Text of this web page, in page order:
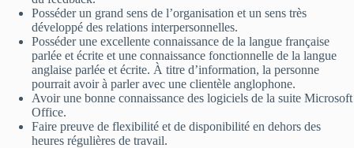
Posséder un grand sens de l’organisation et un sens très
développé des relations interpersonnelles.
Posséder une excellente connaissance de la langue française
parlée et écrite et une connaissance fonctionnelle de la langue
anglaise parlée et écrite. À titre d’information, la personne
pourrait avoir à parler avec une clientèle anglophone.
Avoir une bonne connaissance des logiciels de la suite Microsoft
Office.
Faire preuve de flexibilité et de disponibilité en dehors des
heures régulières de travail.